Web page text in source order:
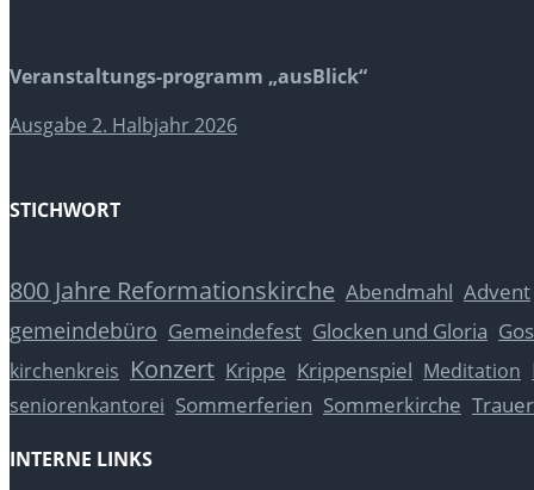
Veranstaltungs-programm „ausBlick“
Ausgabe 2. Halbjahr 2026
STICHWORT
800 Jahre Reformationskirche Abendmahl Advent
gemeindebüro Gemeindefest Glocken und Gloria
kirchenkreis Konzert Krippe Krippenspiel Meditation
seniorenkantorei Sommerferien Sommerkirche Trauer
INTERNE LINKS